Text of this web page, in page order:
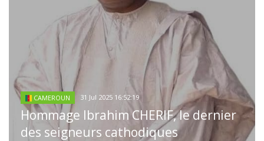
CAMEROUN 31 Jul 2025 16:52:19
Hommage Ibrahim CHERIF, le dernier
des seigneurs cathodiques